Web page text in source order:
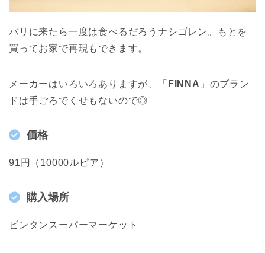
バリに来たら一度は食べるだろうナシゴレン。もとを
買ってお家で再現もできます。
メーカーはいろいろありますが、「 FINNA 」のブラン
ドは手ごろでくせもないので◎
価格
91円（10000ルピア）
購入場所
ビンタンスーパーマーケット